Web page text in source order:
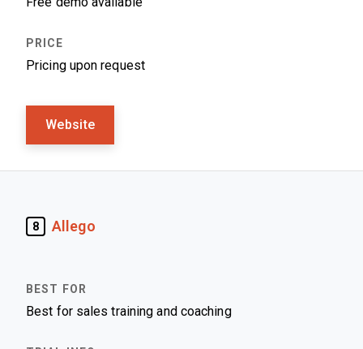
Pricing upon request
Website
8 Allego
Best for sales training and coaching